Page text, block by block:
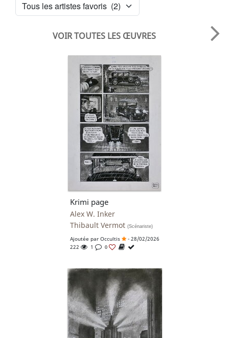
VOIR TOUTES LES ŒUVRES
Krimi page
Alex W. Inker
Thibault Vermot (Scénariste)
Ajoutée par Occultis
- 28/02/2026
222
1 0